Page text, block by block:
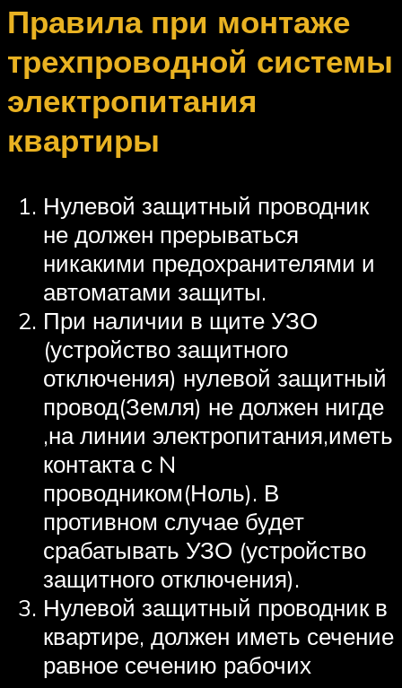
Правила при монтаже
трехпроводной системы
электропитания
квартиры
Нулевой защитный проводник
не должен прерываться
никакими предохранителями и
автоматами защиты.
При наличии в щите УЗО
(устройство защитного
отключения) нулевой защитный
провод(Земля) не должен нигде
,на линии электропитания,иметь
контакта с N
проводником(Ноль). В
противном случае будет
срабатывать УЗО (устройство
защитного отключения).
Нулевой защитный проводник в
квартире, должен иметь сечение
равное сечению рабочих